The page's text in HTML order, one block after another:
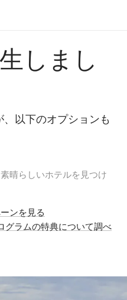
しまし
以下のオプションも
晴らしいホテルを見つけ
ンを見る
グラムの特典について調べ